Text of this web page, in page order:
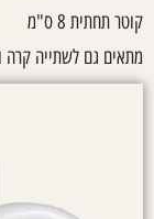
קוטר תחתית 8 ס"מ
מתאים גם לשתייה קרה